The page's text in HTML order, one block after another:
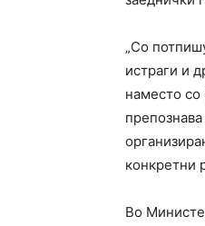
„Со
истраги и
наместо со
конкретни
Во